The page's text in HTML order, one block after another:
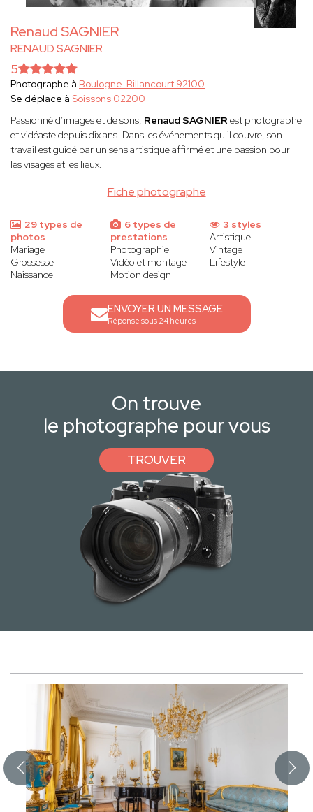
Renaud SAGNIER
RENAUD SAGNIER
Fiche photographe
5
Photographe à Boulogne-Billancourt 92100
Se déplace à Soissons 02200
Passionné d’images et de sons, Renaud SAGNIER est photographe
et vidéaste depuis dix ans. Dans les événements qu'il couvre, son
travail est guidé par un sens artistique affirmé et une passion pour
les visages et les lieux.
29 types de
photos
Mariage
Grossesse
Naissance
6 types de
prestations
Photographie
Vidéo et montage
Motion design
3 styles
Artistique
Vintage
Lifestyle
ENVOYER UN MESSAGE
Réponse sous 24 heures
On trouve
le photographe pour vous
TROUVER